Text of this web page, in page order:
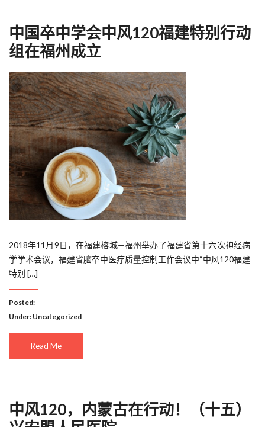
中国卒中学会中风120福建特别行动
组在福州成立
2018年11月9日，在福建榕城—福州举办了福建省第十六次神经病
学学术会议，福建省脑卒中医疗质量控制工作会议中“中风120福建
特别 […]
Posted:
Under: Uncategorized
Read Me
中风120，内蒙古在行动！（十五）